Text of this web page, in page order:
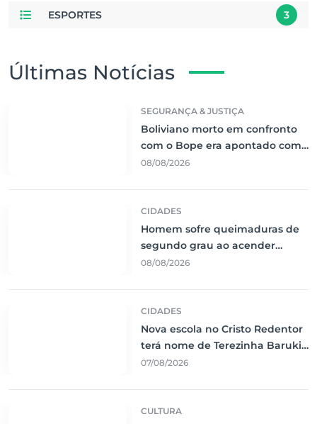
ESPORTES 3
Últimas Notícias
SEGURANÇA & JUSTIÇA
Boliviano morto em confronto
com o Bope era apontado como
liderança do tráfico de cocaína
08/08/2026
CIDADES
Homem sofre queimaduras de
segundo grau ao acender
churrasqueira com álcool em
08/08/2026
CIDADES
Nova escola no Cristo Redentor
terá nome de Terezinha Baruki
e investimento de R$ 8,3
07/08/2026
CULTURA